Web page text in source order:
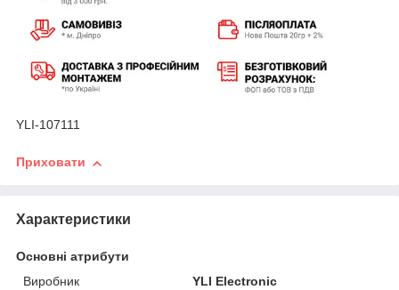
YLI-107111
Приховати
Характеристики
Основні атрибути
Виробник
YLI Electronic